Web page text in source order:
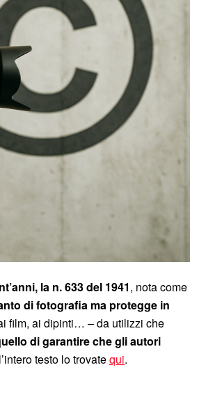
la n. 633 del 1941, nota come
di fotografia ma protegge in
film, ai dipinti… – da utilizzi che
di garantire che gli autori
testo lo trovatequi.